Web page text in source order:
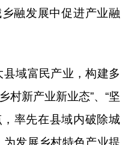
乡融发展中促进产业融
县域富民产业，构建多
村新产业新业态”、“坚
率先在县域内破除城
为发展乡村特色产业提